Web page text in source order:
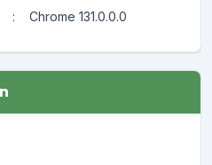
: Chrome 131.0.0.0